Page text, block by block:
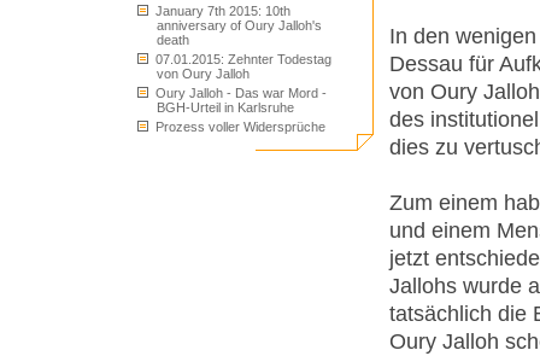
January 7th 2015: 10th
anniversary of Oury Jalloh's
death
07.01.2015: Zehnter Todestag
von Oury Jalloh
Oury Jalloh - Das war Mord -
BGH-Urteil in Karlsruhe
Prozess voller Widersprüche
In den
Dessau für
von Oury
des
dies zu
Zum einem
und einem
jetzt
Jallohs wurde
tatsächlich die
Oury Jalloh